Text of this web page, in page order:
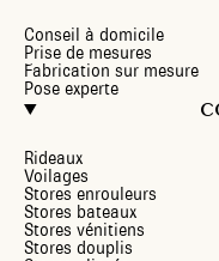
Conseil à domicile
Prise de mesures
Fabrication sur mesure
Pose experte
Rideaux
Voilages
Stores enrouleurs
Stores bateaux
Stores vénitiens
Stores douplis